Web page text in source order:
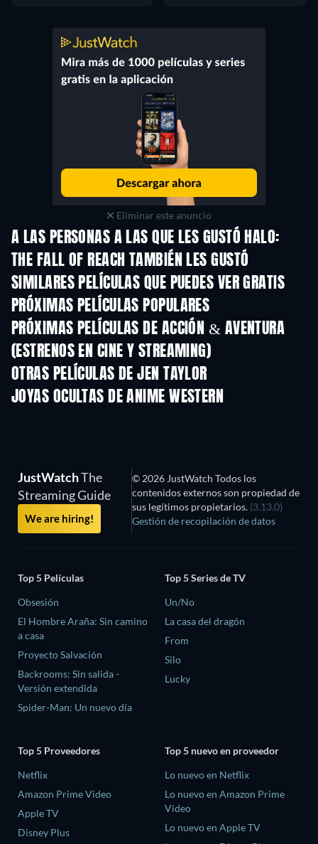
Eliminar este anuncio
A LAS PERSONAS A LAS QUE LES GUSTÓ HALO:
THE FALL OF REACH TAMBIÉN LES GUSTÓ
SIMILARES PELÍCULAS QUE PUEDES VER GRATIS
PRÓXIMAS PELÍCULAS POPULARES
PRÓXIMAS PELÍCULAS DE ACCIÓN & AVENTURA
(ESTRENOS EN CINE Y STREAMING)
OTRAS PELÍCULAS DE JEN TAYLOR
JOYAS OCULTAS DE ANIME WESTERN
TV TV
JustWatchThe
Streaming Guide
We are hiring!
© 2026 JustWatch Todos los
contenidos externos son propiedad de
sus legítimos propietarios. (3.13.0)
Gestión de recopilación de datos
Top 5 Películas
Obsesión
El Hombre Araña: Sin camino
a casa
Proyecto Salvación
Backrooms: Sin salida -
Versión extendida
Spider-Man: Un nuevo día
Top 5 Series de TV
Un/No
La casa del dragón
From
Silo
Lucky
Top 5 Proveedores
Netflix
Amazon Prime Video
Apple TV
Disney Plus
Top 5 nuevo en proveedor
Lo nuevo en Netflix
Lo nuevo en Amazon Prime
Video
Lo nuevo en Apple TV